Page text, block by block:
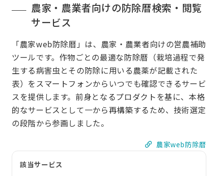
農家・農業者向けの防除暦検索・閲覧
サービス
「農家web防除暦」は、農家・農業者向けの営農補助
ツールです。作物ごとの最適な防除暦（栽培過程で発
生する病害虫とその防除に用いる農薬が記載された
表）をスマートフォンからいつでも確認できるサービ
スを提供します。前身となるプロダクトを基に、本格
的なサービスとして一から再構築するため、技術選定
の段階から参画しました。
農家web防除暦
該当サービス